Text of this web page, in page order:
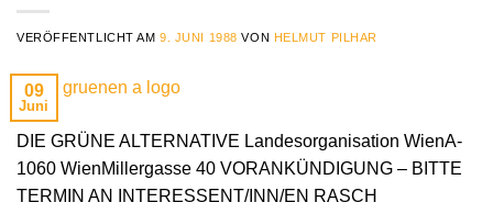
VERÖFFENTLICHT AM9. JUNI 1988 VON HELMUT PILHAR
09
Juni
DIE GRÜNE ALTERNATIVE Landesorganisation WienA-
1060 WienMillergasse 40 VORANKÜNDIGUNG – BITTE
TERMIN AN INTERESSENT/INN/EN RASCH